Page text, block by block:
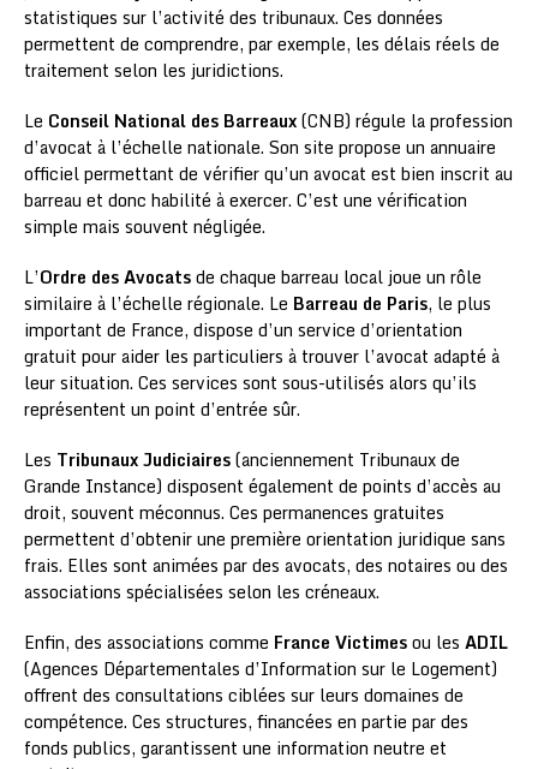
statistiques sur l’activité des tribunaux. Ces données
permettent de comprendre, par exemple, les délais réels de
traitement selon les juridictions.
Le Conseil National des Barreaux(CNB) régule la profession
d’avocat à l’échelle nationale. Son site propose un annuaire
officiel permettant de vérifier qu’un avocat est bien inscrit au
barreau et donc habilité à exercer. C’est une vérification
simple mais souvent négligée.
L’Ordre des Avocatsde chaque barreau local joue un rôle
similaire à l’échelle régionale. Le Barreau de Paris, le plus
important de France, dispose d’un service d’orientation
gratuit pour aider les particuliers à trouver l’avocat adapté à
leur situation. Ces services sont sous-utilisés alors qu’ils
représentent un point d’entrée sûr.
Les Tribunaux Judiciaires(anciennement Tribunaux de
Grande Instance) disposent également de points d’accès au
droit, souvent méconnus. Ces permanences gratuites
permettent d’obtenir une première orientation juridique sans
frais. Elles sont animées par des avocats, des notaires ou des
associations spécialisées selon les créneaux.
Enfin, des associations comme France Victimesou les ADIL
(Agences Départementales d’Information sur le Logement)
offrent des consultations ciblées sur leurs domaines de
compétence. Ces structures, financées en partie par des
fonds publics, garantissent une information neutre et